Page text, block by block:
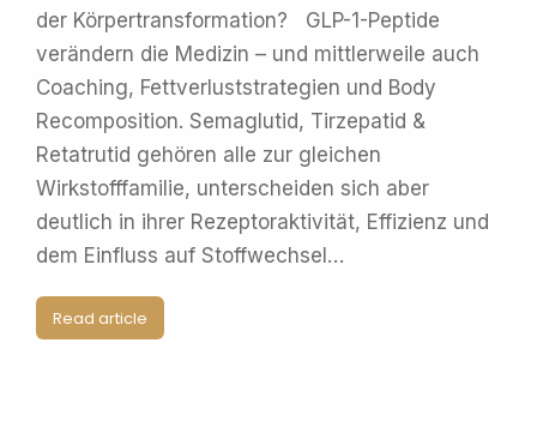
der Körpertransformation? GLP-1-Peptide
verändern die Medizin – und mittlerweile auch
Coaching, Fettverluststrategien und Body
Recomposition. Semaglutid, Tirzepatid &
Retatrutid gehören alle zur gleichen
Wirkstofffamilie, unterscheiden sich aber
deutlich in ihrer Rezeptoraktivität, Effizienz und
dem Einfluss auf Stoffwechsel…
Read article